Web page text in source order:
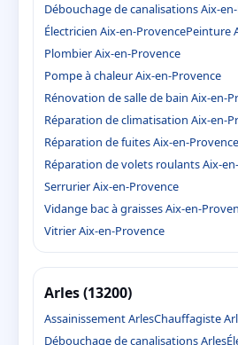
Débouchage de canalisations Aix-
Électricien Aix-en-ProvencePeinture
Plombier Aix-en-Provence
Pompe à chaleur Aix-en-Provence
Rénovation de salle de bain Aix-en-
Réparation de climatisation Aix-en-
Réparation de fuites Aix-en-Provence
Réparation de volets roulants Aix-
Serrurier Aix-en-Provence
Vidange bac à graisses Aix-en-
Vitrier Aix-en-Provence
Arles (13200)
Assainissement ArlesChauffagiste
Débouchage de canalisations Arles